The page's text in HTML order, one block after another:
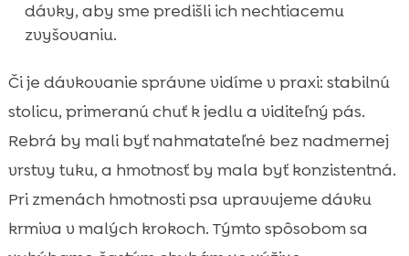
dávky, aby sme predišli ich nechtiacemu
zvyšovaniu.
Či je dávkovanie správne vidíme v praxi: stabilnú
stolicu, primeranú chuť k jedlu a viditeľný pás.
Rebrá by mali byť nahmatateľné bez nadmernej
vrstvy tuku, a hmotnosť by mala byť konzistentná.
Pri zmenách hmotnosti psa upravujeme dávku
krmiva v malých krokoch. Týmto spôsobom sa